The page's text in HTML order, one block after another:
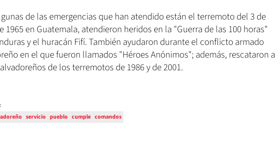
de las emergencias que han atendido están el terremoto del 3 de
1965 en Guatemala, atendieron heridos en la "Guerra de las 100 horas"
y el huracán Fifí. También ayudaron durante el conflicto armado
en el que fueron llamados "Héroes Anónimos"; además, rescataron a
de los terremotos de 1986 y de 2001.
servicio pueblo cumple comandos